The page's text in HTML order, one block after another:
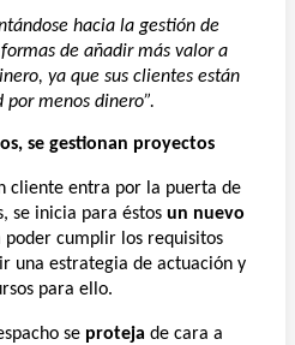
hacia la gestión de
de añadir más valor a
ya que sus clientes están
menos dinero”.
se gestionan proyectos
cliente entra por la puerta de
se inicia para éstos un nuevo
poder cumplir los requisitos
una estrategia de actuación y
para ello.
se proteja de cara a